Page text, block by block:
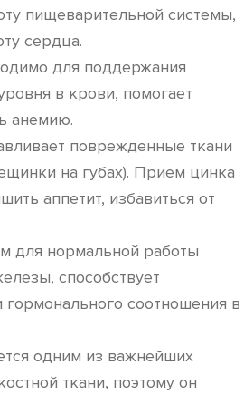
пищеварительной системы,
сердца.
для поддержания
в крови, помогает
анемию.
поврежденные ткани
на губах). Прием цинка
аппетит, избавиться от
для нормальной работы
способствует
гормонального соотношения в
одним из важнейших
ткани, поэтому он